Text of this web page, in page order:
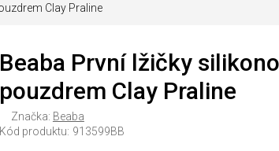
Clay Praline
Beaba První lžičky
pouzdrem Clay Praline
Značka: Beaba
Kód produktu: 913599BB